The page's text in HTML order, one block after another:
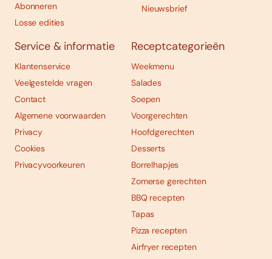
Abonneren
Losse edities
Nieuwsbrief
Service & informatie
Klantenservice
Veelgestelde vragen
Contact
Algemene voorwaarden
Privacy
Cookies
Privacyvoorkeuren
Receptcategorieën
Weekmenu
Salades
Soepen
Voorgerechten
Hoofdgerechten
Desserts
Borrelhapjes
Zomerse gerechten
BBQ recepten
Tapas
Pizza recepten
Airfryer recepten